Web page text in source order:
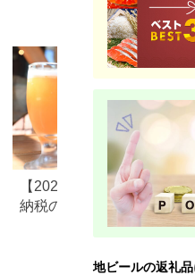
セット おうち時間
【2026年最新版】ふるさと
納税のクラフトビール返礼
品おすすめランキング｜還
地ビールの返礼